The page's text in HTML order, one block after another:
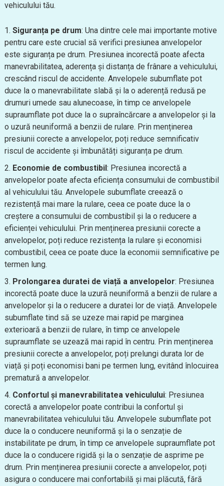
vehiculului tău.
Siguranța pe drum: Una dintre cele mai importante motive
pentru care este crucial să verifici presiunea anvelopelor
este siguranța pe drum. Presiunea incorectă poate afecta
manevrabilitatea, aderența și distanța de frânare a vehiculului,
crescând riscul de accidente. Anvelopele subumflate pot
duce la o manevrabilitate slabă și la o aderență redusă pe
drumuri umede sau alunecoase, în timp ce anvelopele
supraumflate pot duce la o supraîncărcare a anvelopelor și la
o uzură neuniformă a benzii de rulare. Prin menținerea
presiunii corecte a anvelopelor, poți reduce semnificativ
riscul de accidente și îmbunătăți siguranța pe drum.
Economie de combustibil: Presiunea incorectă a
anvelopelor poate afecta eficiența consumului de combustibil
al vehiculului tău. Anvelopele subumflate creează o
rezistență mai mare la rulare, ceea ce poate duce la o
creștere a consumului de combustibil și la o reducere a
eficienței vehiculului. Prin menținerea presiunii corecte a
anvelopelor, poți reduce rezistența la rulare și economisi
combustibil, ceea ce poate duce la economii semnificative pe
termen lung.
Prolongarea duratei de viață a anvelopelor: Presiunea
incorectă poate duce la uzură neuniformă a benzii de rulare a
anvelopelor și la o reducere a duratei lor de viață. Anvelopele
subumflate tind să se uzeze mai rapid pe marginea
exterioară a benzii de rulare, în timp ce anvelopele
supraumflate se uzează mai rapid în centru. Prin menținerea
presiunii corecte a anvelopelor, poți prelungi durata lor de
viață și poți economisi bani pe termen lung, evitând înlocuirea
prematură a anvelopelor.
Confortul și manevrabilitatea vehiculului: Presiunea
corectă a anvelopelor poate contribui la confortul și
manevrabilitatea vehiculului tău. Anvelopele subumflate pot
duce la o conducere neuniformă și la o senzație de
instabilitate pe drum, în timp ce anvelopele supraumflate pot
duce la o conducere rigidă și la o senzație de asprime pe
drum. Prin menținerea presiunii corecte a anvelopelor, poți
asigura o conducere mai confortabilă și mai plăcută, fără